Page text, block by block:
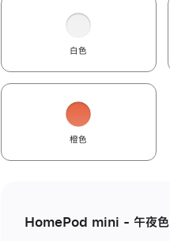
白色
橙色
HomePod mini - 午夜色